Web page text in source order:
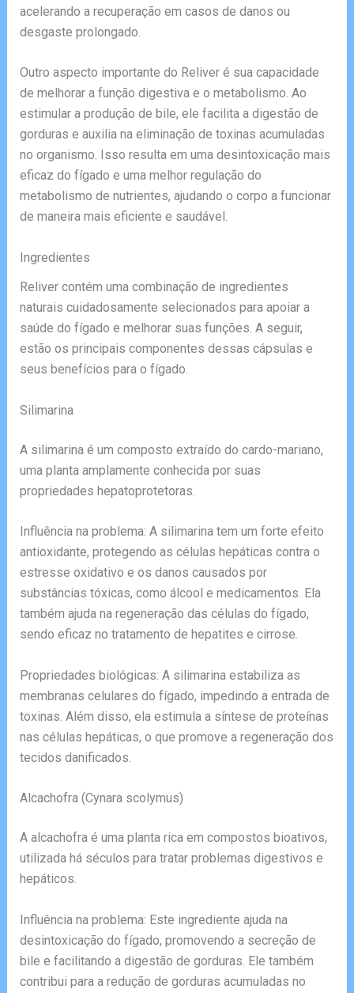
acelerando a recuperação em casos de danos ou
desgaste prolongado.
Outro aspecto importante do Reliver é sua capacidade
de melhorar a função digestiva e o metabolismo. Ao
estimular a produção de bile, ele facilita a digestão de
gorduras e auxilia na eliminação de toxinas acumuladas
no organismo. Isso resulta em uma desintoxicação mais
eficaz do fígado e uma melhor regulação do
metabolismo de nutrientes, ajudando o corpo a funcionar
de maneira mais eficiente e saudável.
Ingredientes
Reliver contém uma combinação de ingredientes
naturais cuidadosamente selecionados para apoiar a
saúde do fígado e melhorar suas funções. A seguir,
estão os principais componentes dessas cápsulas e
seus benefícios para o fígado.
Silimarina
A silimarina é um composto extraído do cardo-mariano,
uma planta amplamente conhecida por suas
propriedades hepatoprotetoras.
Influência na problema: A silimarina tem um forte efeito
antioxidante, protegendo as células hepáticas contra o
estresse oxidativo e os danos causados por
substâncias tóxicas, como álcool e medicamentos. Ela
também ajuda na regeneração das células do fígado,
sendo eficaz no tratamento de hepatites e cirrose.
Propriedades biológicas: A silimarina estabiliza as
membranas celulares do fígado, impedindo a entrada de
toxinas. Além disso, ela estimula a síntese de proteínas
nas células hepáticas, o que promove a regeneração dos
tecidos danificados.
Alcachofra (Cynara scolymus)
A alcachofra é uma planta rica em compostos bioativos,
utilizada há séculos para tratar problemas digestivos e
hepáticos.
Influência na problema: Este ingrediente ajuda na
desintoxicação do fígado, promovendo a secreção de
bile e facilitando a digestão de gorduras. Ele também
contribui para a redução de gorduras acumuladas no